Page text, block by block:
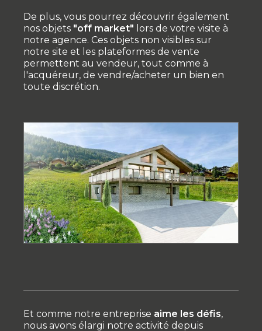
De plus, vous pourrez découvrir également
nos objets "off market" lors de votre visite à
notre agence. Ces objets non visibles sur
notre site et les plateformes de vente
permettent au vendeur, tout comme à
l'acquéreur, de vendre/acheter un bien en
toute discrétion.
Et comme notre entreprise aime les défis,
nous avons élargi notre activité depuis